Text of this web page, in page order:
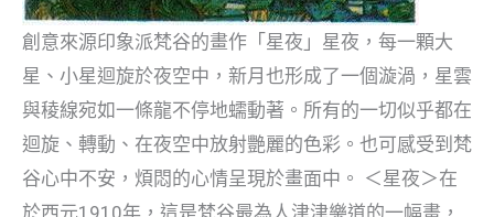
創意來源印象派梵谷的畫作「星夜」星夜，每一顆大
星、小星迴旋於夜空中，新月也形成了一個漩渦，星雲
與稜線宛如一條龍不停地蠕動著。所有的一切似乎都在
迴旋、轉動、在夜空中放射艷麗的色彩。也可感受到梵
谷心中不安，煩悶的心情呈現於畫面中。 ＜星夜＞在
於西元1910年，這是梵谷最為人津津樂道的一幅畫，